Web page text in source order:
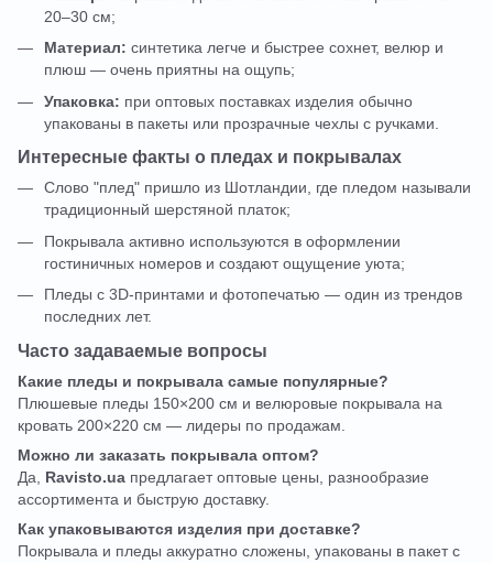
20–30 см;
Материал: синтетика легче и быстрее сохнет, велюр и
плюш — очень приятны на ощупь;
Упаковка: при оптовых поставках изделия обычно
упакованы в пакеты или прозрачные чехлы с ручками.
Интересные факты о пледах и покрывалах
Слово "плед" пришло из Шотландии, где пледом называли
традиционный шерстяной платок;
Покрывала активно используются в оформлении
гостиничных номеров и создают ощущение уюта;
Пледы с 3D-принтами и фотопечатью — один из трендов
последних лет.
Часто задаваемые вопросы
Какие пледы и покрывала самые популярные?
Плюшевые пледы 150×200 см и велюровые покрывала на
кровать 200×220 см — лидеры по продажам.
Можно ли заказать покрывала оптом?
Да, Ravisto.ua предлагает оптовые цены, разнообразие
ассортимента и быструю доставку.
Как упаковываются изделия при доставке?
Покрывала и пледы аккуратно сложены, упакованы в пакет с